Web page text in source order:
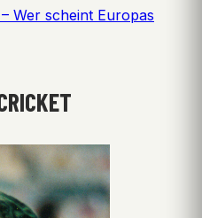
Wer scheint Europas